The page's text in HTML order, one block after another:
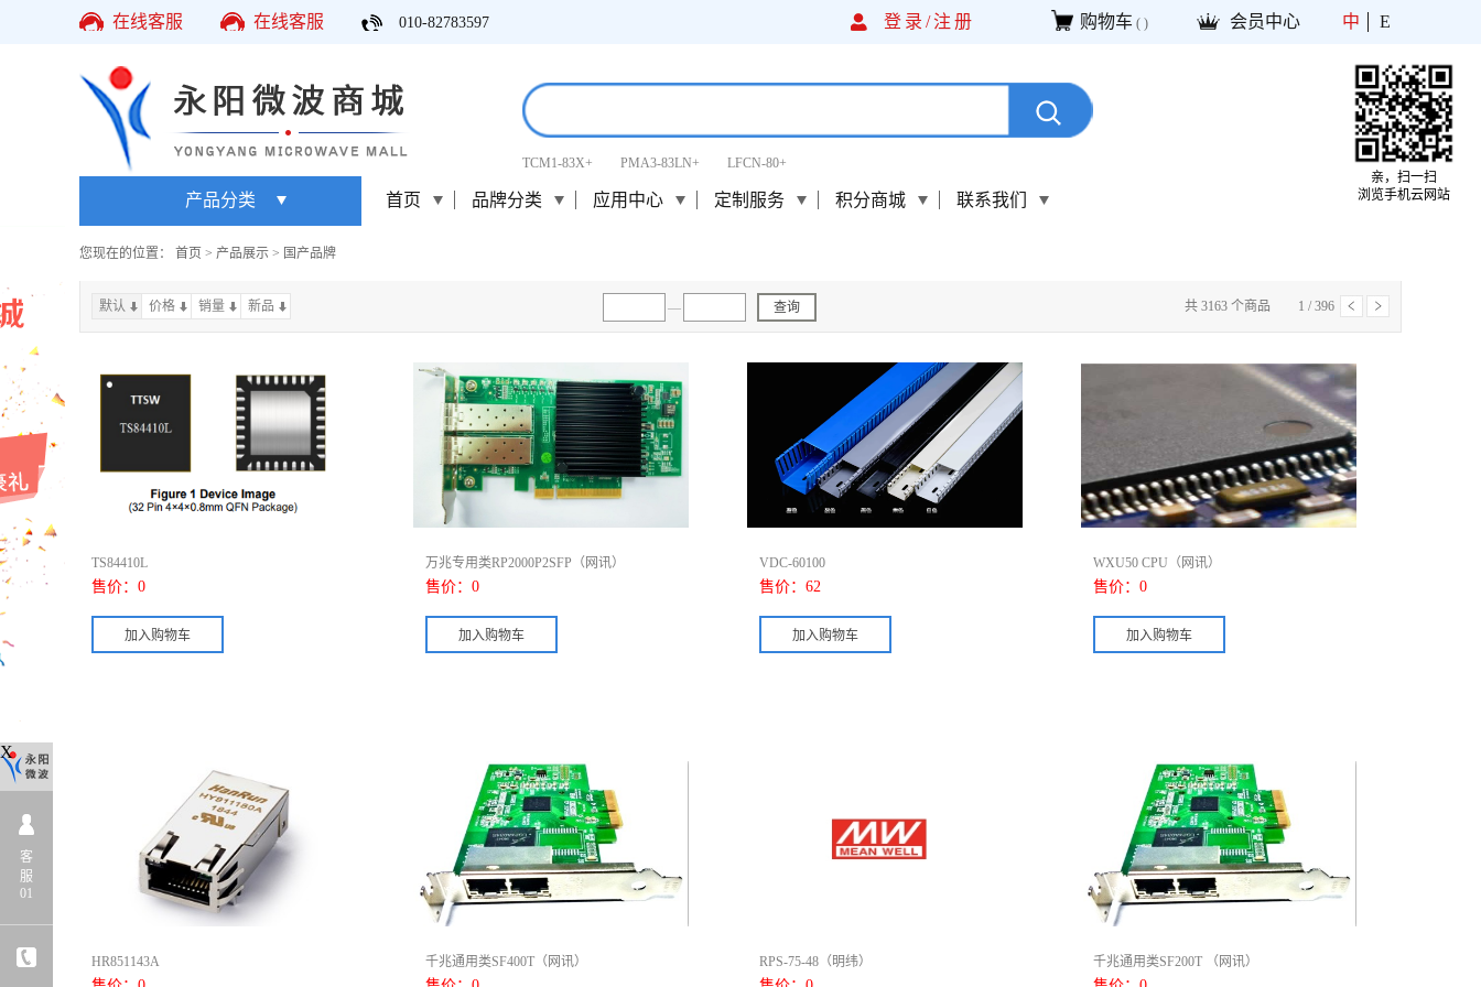
在线客服 在线客服 010-82783597 登录/注册 购物车 ( ) 会员中心 中 E
TCM1-83X+ PMA3-83LN+ LFCN-80+
产品分类 首页 品牌分类 应用中心 定制服务 积分商城 联系我们
您现在的位置： 首页 > 产品展示 > 国产品牌
默认 价格 销量 新品 — 查询 共 3163 个商品 1 / 396
上一页下一页
TS84410L
售价： 0
万兆专用类RP2000P2SFP（网讯）
售价： 0
VDC-60100
售价： 62
WXU50 CPU（网讯）
售价： 0
HR851143A 千兆通用类SF400T（网讯） RPS-75-48（明纬） 千兆通用类SF200T （网讯）
X
客
服
01
亲，扫一扫
浏览手机云网站